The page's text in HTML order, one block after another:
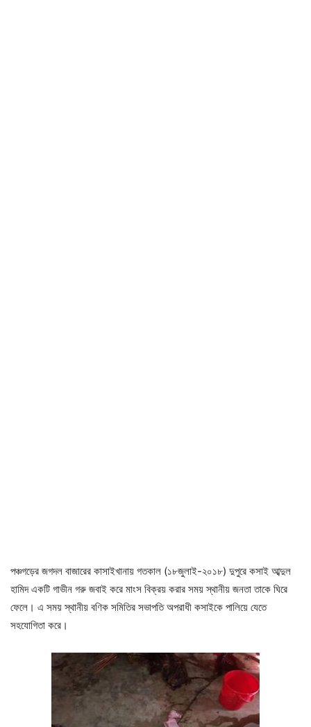
পঞ্চগড়ের জগদল বাজারের কাসাইখানায় গতকাল (১৮জুলাই-২০১৮) দুপুরে কসাই আব্দুল
হামিদ একটি গাভীন গরু জবাই করে মাংস বিক্রয় করার সময় স্থানীয় জনতা তাকে ঘিরে
ফেলে। এ সময় স্থানীয় বণিক সমিতির সভাপতি অপরাধী কসাইকে পালিয়ে যেতে
সহযোগিতা করে।